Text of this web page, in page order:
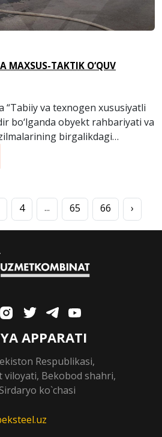
MAXSUS-TAKTIK O‘QUV
“Tabiiy va texnogen xususiyatli
bo‘lganda obyekt rahbariyati va
birgalikdagi
maxsus-taktik o‘quv mashqi
4 ... 65 66 ›
APPARATI
Respublikasi,
viloyati, Bekobod shahri,
ko`chasi